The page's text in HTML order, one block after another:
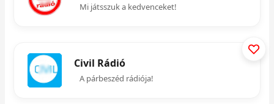
Mi játsszuk a kedvenceket!
Civil Rádió
A párbeszéd rádiója!